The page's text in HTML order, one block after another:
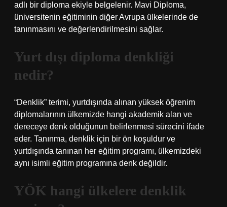
adlı bir diploma ekiyle belgelenir. Mavi Diploma,
üniversitenin eğitiminin diğer Avrupa ülkelerinde de
tanınmasını ve değerlendirilmesini sağlar.
Yurt dışı diploma denkliği
nedir?
“Denklik” terimi, yurtdışında alınan yüksek öğrenim
diplomalarının ülkemizde hangi akademik alan ve
dereceye denk olduğunun belirlenmesi sürecini ifade
eder. Tanınma, denklik için bir ön koşuldur ve
yurtdışında tanınan her eğitim programı, ülkemizdeki
aynı isimli eğitim programına denk değildir.
YÖK hangi ülkelere denklik